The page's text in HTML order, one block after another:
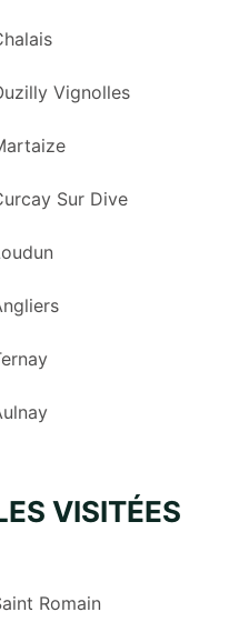
Vignolles
Sur Dive
VISITÉES
Romain